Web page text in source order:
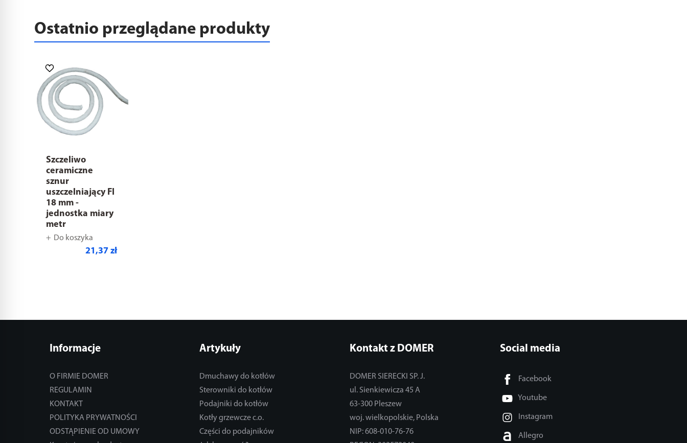
Ostatnio przeglądane produkty
Szczeliwo
ceramiczne
sznur
uszczelniający FI
18 mm -
jednostka miary
metr
Do koszyka
21,37 zł
Informacje
O FIRMIE DOMER
REGULAMIN
KONTAKT
POLITYKA PRYWATNOŚCI
ODSTĄPIENIE OD UMOWY
Artykuły
Dmuchawy do kotłów
Sterowniki do kotłów
Podajniki do kotłów
Kotły grzewcze c.o.
Części do podajników
Kontakt z DOMER
DOMER SIERECKI SP. J.
ul. Sienkiewicza 45 A
63-300 Pleszew
woj. wielkopolskie, Polska
NIP: 608-010-76-76
Social media
Facebook
Youtube
Instagram
Allegro